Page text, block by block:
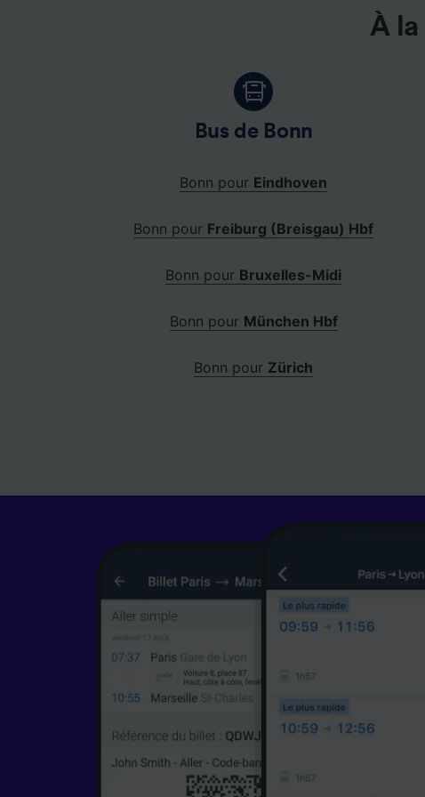
À
Bus de Bonn
Bonn pour Eindhoven
Bonn pour Freiburg (Breisgau) Hbf
Bonn pour Bruxelles-Midi
Bonn pour München Hbf
Bonn pour Zürich